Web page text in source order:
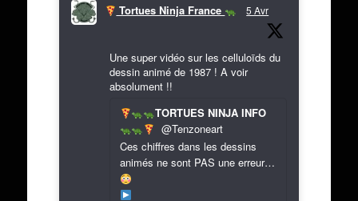
Tortues Ninja France 5 Avr
Une super vidéo sur les celluloïds du
dessin animé de 1987 ! A voir
absolument !!
TORTUES NINJA INFO
@Tenzoneart
Ces chiffres dans les dessins
animés ne sont PAS une erreur…